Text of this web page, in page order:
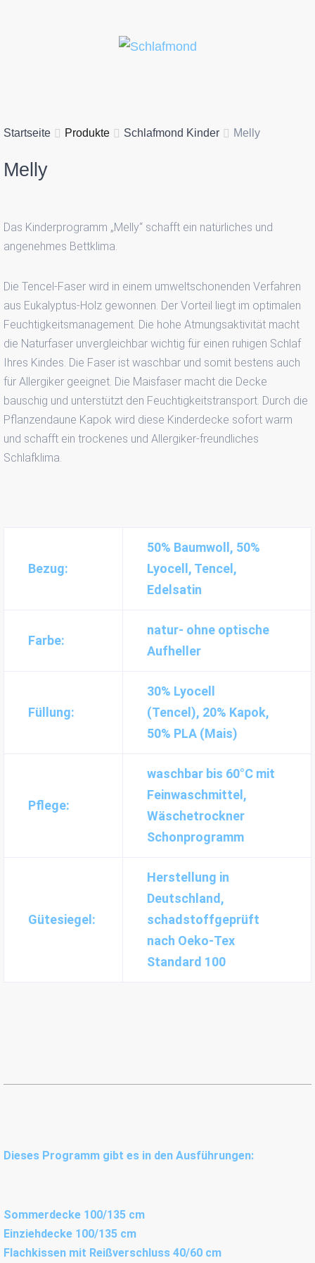
Startseite Produkte Schlafmond Kinder Melly
Melly
Das Kinderprogramm „Melly“ schafft ein natürliches und
angenehmes Bettklima.
Die Tencel-Faser wird in einem umweltschonenden Verfahren
aus Eukalyptus-Holz gewonnen. Der Vorteil liegt im optimalen
Feuchtigkeitsmanagement. Die hohe Atmungsaktivität macht
die Naturfaser unvergleichbar wichtig für einen ruhigen Schlaf
Ihres Kindes. Die Faser ist waschbar und somit bestens auch
für Allergiker geeignet. Die Maisfaser macht die Decke
bauschig und unterstützt den Feuchtigkeitstransport. Durch die
Pflanzendaune Kapok wird diese Kinderdecke sofort warm
und schafft ein trockenes und Allergiker-freundliches
Schlafklima.
Bezug:
50% Baumwoll, 50%
Lyocell, Tencel,
Edelsatin
Farbe:
natur- ohne optische
Aufheller
Füllung:
30% Lyocell
(Tencel), 20% Kapok,
50% PLA (Mais)
Pflege:
waschbar bis 60°C mit
Feinwaschmittel,
Wäschetrockner
Schonprogramm
Gütesiegel:
Herstellung in
Deutschland,
schadstoffgeprüft
nach Oeko-Tex
Standard 100
Dieses Programm gibt es in den Ausführungen:
Sommerdecke 100/135 cm
Einziehdecke 100/135 cm
Flachkissen mit Reißverschluss 40/60 cm